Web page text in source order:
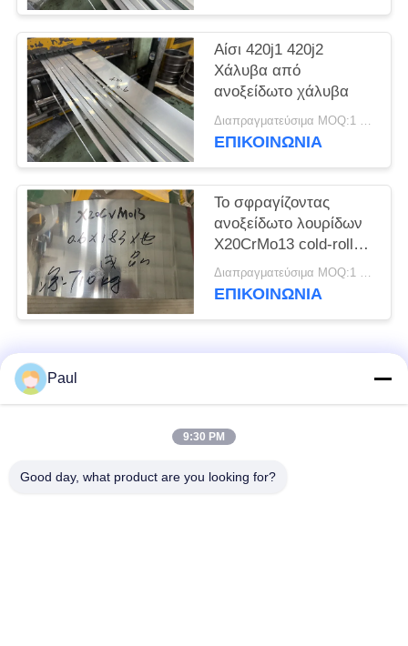
Αίσι 420j1 420j2
Χάλυβα από
ανοξείδωτο χάλυβα
Διαπραγματεύσιμα MOQ:1 τόνος
ΕΠΙΚΟΙΝΩΝΊΑ
Το σφραγίζοντας
ανοξείδωτο λουρίδων
X20CrMo13 cold-rolled
η ανοπτημένη σπείρα Διαπραγματεύσιμα MOQ:1 τόνος
ΕΠΙΚΟΙΝΩΝΊΑ
Λαϊκή κατηγορία
Σκληραίνοντας
Paul
9:30 PM
Good day, what product are you looking for?